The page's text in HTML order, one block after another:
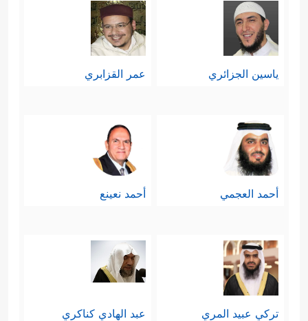
ياسين الجزائري عمر القزابري
أحمد العجمي أحمد نعينع
تركي عبيد المري عبد الهادي كناكري